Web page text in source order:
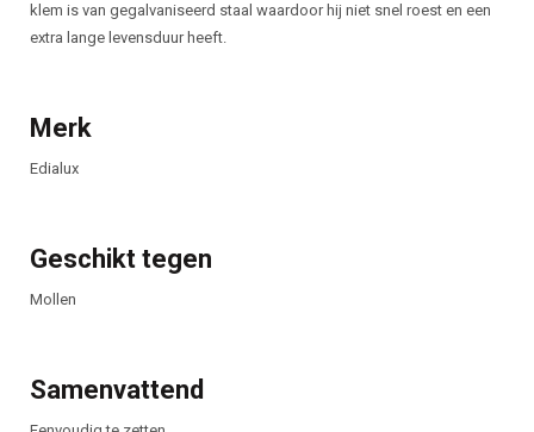
klem is van gegalvaniseerd staal waardoor hij niet snel roest en een
extra lange levensduur heeft.
Merk
Edialux
Geschikt tegen
Mollen
Samenvattend